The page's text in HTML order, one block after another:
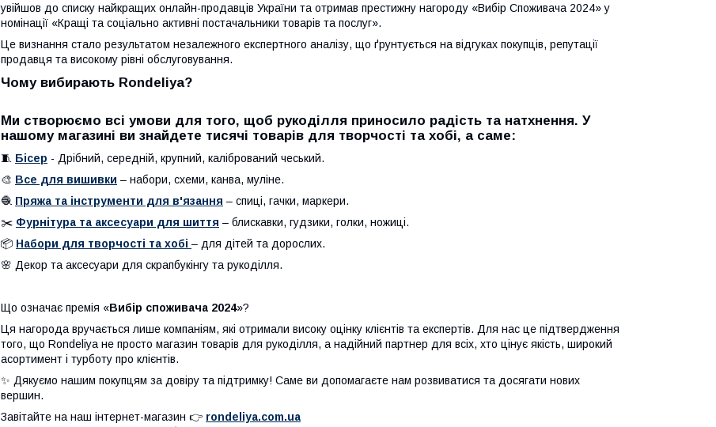
увійшов до списку найкращих онлайн-продавців України та отримав престижну нагороду «Вибір Споживача 2024» у
номінації «Кращі та соціально активні постачальники товарів та послуг».
Це визнання стало результатом незалежного експертного аналізу, що ґрунтується на відгуках покупців, репутації
продавця та високому рівні обслуговування.
Чому вибирають Rondeliya?
Ми створюємо всі умови для того, щоб рукоділля приносило радість та натхнення. У
нашому магазині ви знайдете тисячі товарів для творчості та хобі, а саме:
🧵 Бісер - Дрібний, середній, крупний, калібрований чеський.
🎨 Все для вишивки – набори, схеми, канва, муліне.
🧶 Пряжа та інструменти для в'язання – спиці, гачки, маркери.
✂️ Фурнітура та аксесуари для шиття – блискавки, гудзики, голки, ножиці.
📦 Набори для творчості та хобі – для дітей та дорослих.
🌸 Декор та аксесуари для скрапбукінгу та рукоділля.
Що означає премія «Вибір споживача 2024»?
Ця нагорода вручається лише компаніям, які отримали високу оцінку клієнтів та експертів. Для нас це підтвердження
того, що Rondeliya не просто магазин товарів для рукоділля, а надійний партнер для всіх, хто цінує якість, широкий
асортимент і турботу про клієнтів.
✨ Дякуємо нашим покупцям за довіру та підтримку! Саме ви допомагаєте нам розвиватися та досягати нових
вершин.
Завітайте на наш інтернет-магазин 👉 rondeliya.com.ua